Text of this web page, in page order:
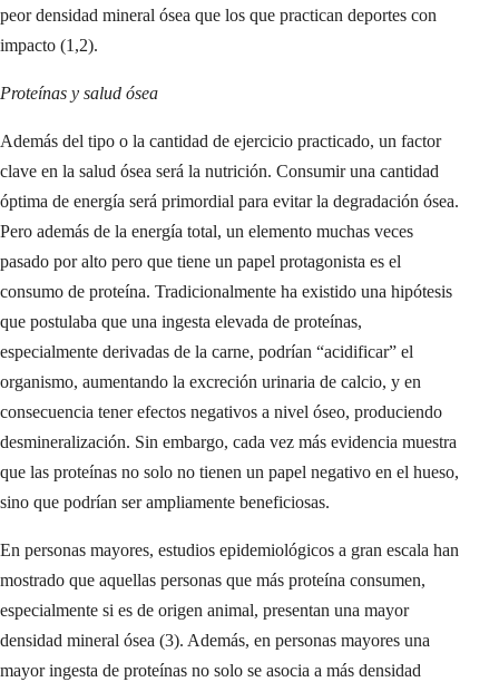
peor densidad mineral ósea que los que practican deportes con
impacto (1,2).
Proteínas y salud ósea
Además del tipo o la cantidad de ejercicio practicado, un factor
clave en la salud ósea será la nutrición. Consumir una cantidad
óptima de energía será primordial para evitar la degradación ósea.
Pero además de la energía total, un elemento muchas veces
pasado por alto pero que tiene un papel protagonista es el
consumo de proteína. Tradicionalmente ha existido una hipótesis
que postulaba que una ingesta elevada de proteínas,
especialmente derivadas de la carne, podrían “acidificar” el
organismo, aumentando la excreción urinaria de calcio, y en
consecuencia tener efectos negativos a nivel óseo, produciendo
desmineralización. Sin embargo, cada vez más evidencia muestra
que las proteínas no solo no tienen un papel negativo en el hueso,
sino que podrían ser ampliamente beneficiosas.
En personas mayores, estudios epidemiológicos a gran escala han
mostrado que aquellas personas que más proteína consumen,
especialmente si es de origen animal, presentan una mayor
densidad mineral ósea (3). Además, en personas mayores una
mayor ingesta de proteínas no solo se asocia a más densidad